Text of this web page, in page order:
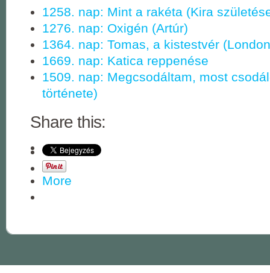
1258. nap: Mint a rakéta (Kira
1276. nap: Oxigén (Artúr)
1364. nap: Tomas, a kistestvér
1669. nap: Katica reppenése
1509. nap: Megcsodáltam, most
története)
Share this:
More